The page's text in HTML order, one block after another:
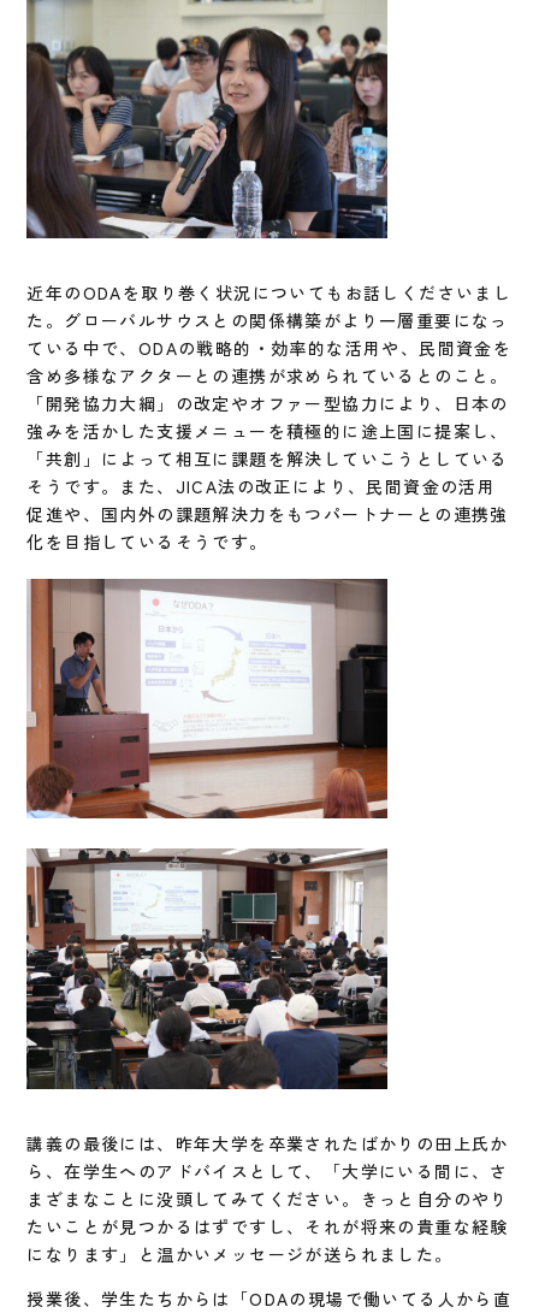
近年のODAを取り巻く状況についてもお話しくださいまし
た。グローバルサウスとの関係構築がより一層重要になっ
ている中で、ODAの戦略的・効率的な活用や、民間資金を
含め多様なアクターとの連携が求められているとのこと。
「開発協力大綱」の改定やオファー型協力により、日本の
強みを活かした支援メニューを積極的に途上国に提案し、
「共創」によって相互に課題を解決していこうとしている
そうです。また、JICA法の改正により、民間資金の活用
促進や、国内外の課題解決力をもつパートナーとの連携強
化を目指しているそうです。
講義の最後には、昨年大学を卒業されたばかりの田上氏か
ら、在学生へのアドバイスとして、「大学にいる間に、さ
まざまなことに没頭してみてください。きっと自分のやり
たいことが見つかるはずですし、それが将来の貴重な経験
になります」と温かいメッセージが送られました。
授業後、学生たちからは「ODAの現場で働いてる人から直